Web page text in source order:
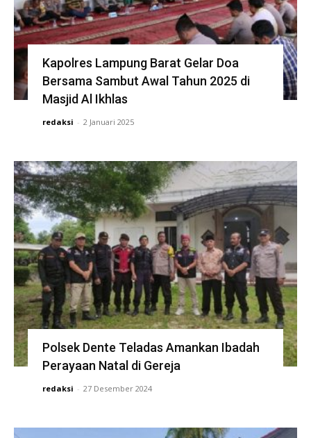
Kapolres Lampung Barat Gelar Doa
Bersama Sambut Awal Tahun 2025 di
Masjid Al Ikhlas
redaksi - 2 Januari 2025
Polsek Dente Teladas Amankan Ibadah
Perayaan Natal di Gereja
redaksi - 27 Desember 2024